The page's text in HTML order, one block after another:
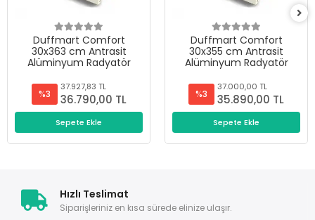
Duffmart Comfort
30x363 cm Antrasit
Alüminyum Radyatör
%3
37.927,83 TL
36.790,00 TL
Sepete Ekle
Duffmart Comfort
30x355 cm Antrasit
Alüminyum Radyatör
%3
37.000,00 TL
35.890,00 TL
Sepete Ekle
Hızlı Teslimat
Siparişleriniz en kısa sürede elinize ulaşır.